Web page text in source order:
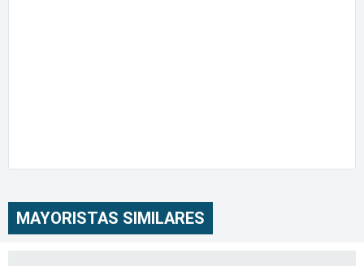
MAYORISTAS SIMILARES